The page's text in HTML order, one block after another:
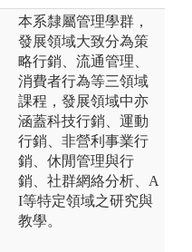
本系隸屬管理學群，
發展領域大致分為策
略行銷、流通管理、
消費者行為等三領域
課程，發展領域中亦
涵蓋科技行銷、運動
行銷、非營利事業行
銷、休閒管理與行
銷、社群網絡分析、A
I等特定領域之研究與
教學。